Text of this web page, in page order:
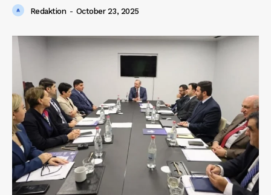
Redaktion - October 23, 2025